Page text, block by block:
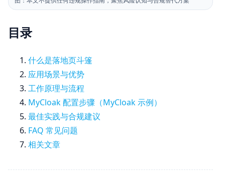
目录
什么是落地页斗篷
应用场景与优势
工作原理与流程
MyCloak 配置步骤（MyCloak 示例）
最佳实践与合规建议
FAQ 常见问题
相关文章